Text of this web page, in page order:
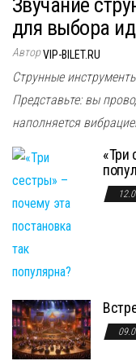
Звучание
для выбора
АвторVIP-BILET.RU
Струнные
Представьте: вы
наполняется
«Три